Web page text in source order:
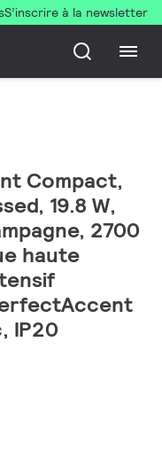
S’inscrire à la newsletter
Compact,
19.8 W,
2700
haute
IP20